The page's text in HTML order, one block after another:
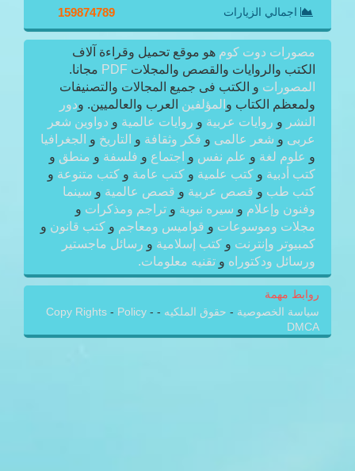
اجمالي الزيارات 159874789
مصورات دوت كوم هو موقع تحميل وقراءة آلاف
الكتب والروايات والقصص والمجلات PDF مجانا.
المصورات و الكتب فى جميع المجالات والتصنيفات
ولمعظم الكتاب و المؤلفين العرب والعالميين. ودور
النشر و روايات عربية و روايات عالمية و دواوين شعر
عربى و شعر عالمى و فكر وثقافة و التاريخ و الجغرافيا
و علوم لغة و علم نفس و اجتماع و فلسفة و منطق و
كتب أدبية و كتب علمية و كتب عامة و كتب متنوعة و
كتب طب و قصص عربية و قصص عالمية و سينما
وفنون وإعلام و سيره نبوية و تراجم ومذكرات و
مجلات وموسوعات و قواميس ومعاجم و كتب قانون و
كمبيوتر وإنترنت و كتب إسلامية و رسائل ماجستير
ورسائل ودكتوراه و تقنيه معلومات.
روابط مهمة
سياسة الخصوصية - حقوق الملكيه -
Copy Rights - Policy -
DMCA